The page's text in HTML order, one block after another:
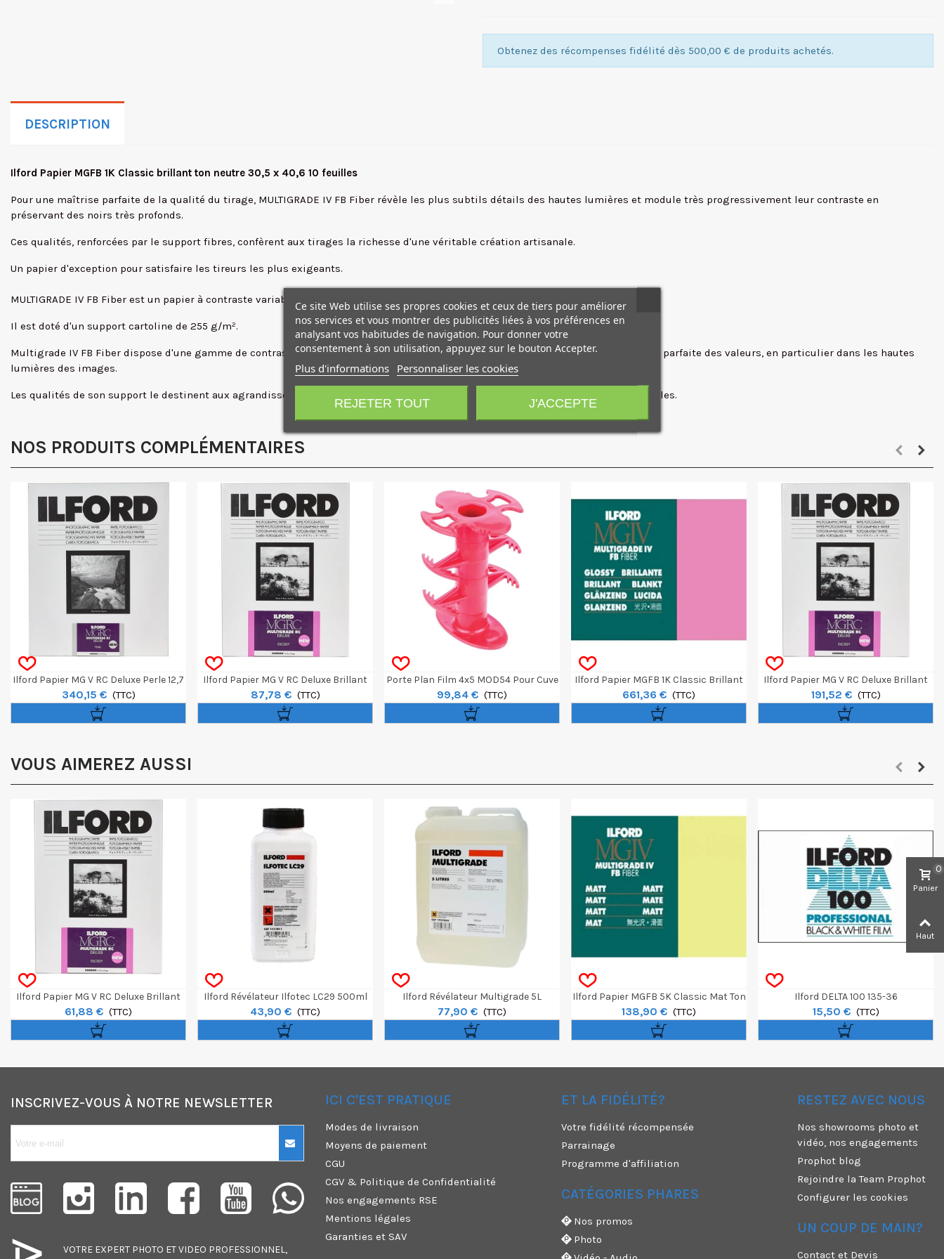
Obtenez des récompenses fidélité dès 500,00 € de produits achetés.
DESCRIPTION
Ilford Papier MGFB 1K Classic brillant ton neutre 30,5 x 40,6 10 feuilles
Pour une maîtrise parfaite de la qualité du tirage, MULTIGRADE IV FB Fiber révèle les plus subtils détails des hautes lumières et module très progressivement leur contraste en
préservant des noirs très profonds.
Ces qualités, renforcées par le support fibres, confèrent aux tirages la richesse d'une véritable création artisanale.
Un papier d'exception pour satisfaire les tireurs les plus exigeants.
MULTIGRADE IV FB Fiber est un papier à contraste variable et tons neutres sur support fibres, baryté blanc.
Il est doté d'un support cartoline de 255 g/m².
Multigrade IV FB Fiber dispose d'une gamme de contraste très étendue et sa technologie avancée permet d'obtenir une modulation parfaite des valeurs, en particulier dans les hautes
lumières des images.
Les qualités de son support le destinent aux agrandissements exceptionnels qui requièrent une qualité et une permanence optimales.
NOS PRODUITS COMPLÉMENTAIRES
Ilford Papier MG V RC Deluxe Perle 12,7
X 17,8 Cm 500 Feuilles
340,15 € (TTC)
Ilford Papier MG V RC Deluxe Brillant
40,6 X 50,8 Cm 10 Feuilles
87,78 € (TTC)
Porte Plan Film 4x5 MOD54 Pour Cuve
Paterson
99,84 € (TTC)
Ilford Papier MGFB 1K Classic Brillant
Ton Neutre 50,8x61cm 50f
661,36 € (TTC)
Ilford Papier MG V RC Deluxe Brillant
30,5 X 40,6 Cm 50 Feuilles
191,52 € (TTC)
VOUS AIMEREZ AUSSI
Ilford Papier MG V RC Deluxe Brillant
12,7 X 17,8 Cm 100 Feuilles
61,88 € (TTC)
Ilford Révélateur Ilfotec LC29 500ml
43,90 € (TTC)
Ilford Révélateur Multigrade 5L
77,90 € (TTC)
Ilford Papier MGFB 5K Classic Mat Ton
Neutre 24,0x30,5cm 50 F
138,90 € (TTC)
Ilford DELTA 100 135-36
15,50 € (TTC)
INSCRIVEZ-VOUS À NOTRE NEWSLETTER
VOTRE EXPERT PHOTO ETVIDEO PROFESSIONNEL,
ICI C'EST PRATIQUE
Modes de livraison
Moyens de paiement
CGU
CGV & Politique de Confidentialité
Nos engagements RSE
Mentions légales
Garanties et SAV
ET LA FIDÉLITÉ?
Votre fidélité récompensée
Parrainage
Programme d'affiliation
CATÉGORIES PHARES
Nos promos
Photo
RESTEZ AVEC NOUS
Nos showrooms photo et
vidéo, nos engagements
Prophot blog
Rejoindre la Team Prophot
Configurer les cookies
UN COUP DE MAIN?
Contact et Devis
Ce site Web utilise ses propres cookies et ceux de tiers pour améliorer
nos services et vous montrer des publicités liées à vos préférences en
analysant vos habitudes de navigation. Pour donner votre
consentement à son utilisation, appuyez sur le bouton Accepter.
Plus d'informations Personnaliser les cookies
REJETER TOUT J'ACCEPTE
Panier
0
Haut
10€ OFFERTS sur
votre premier
achat !
Consultez notre politique de